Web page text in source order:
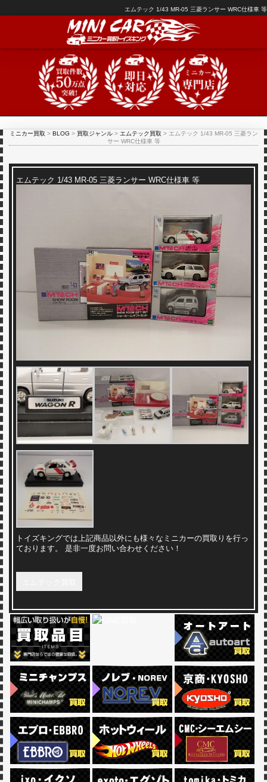
エムテック 1/43 MR-05 三菱ランサー WRC仕様車 等
ミニカー買取 > BLOG > 買取ジャンル> エムテック買取 > エムテック 1/43 MR-05 三菱ラン
サー WRC仕様車 等
エムテック 1/43 MR-05 三菱ランサー WRC仕様車 等
トイズキングでは上記商品以外にも様々なミニカーの買取りを行っ
ております。 是非一度お問い合わせください！